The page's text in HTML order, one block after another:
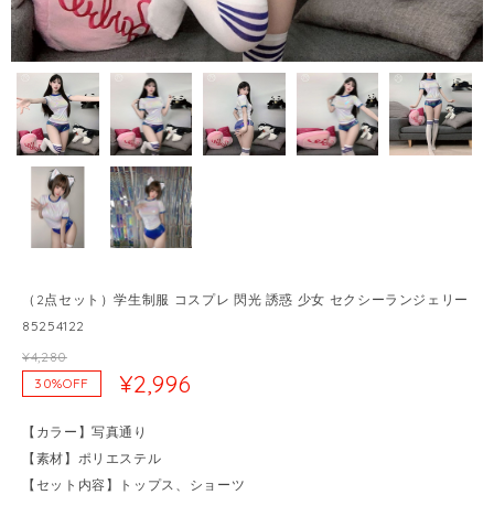
（2点セット）学生制服 コスプレ 閃光 誘惑 少女 セクシーランジェリー
85254122
¥4,280
30%OFF
¥2,996
【カラー】写真通り
【素材】ポリエステル
【セット内容】トップス、ショーツ